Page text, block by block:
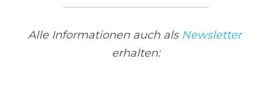
Alle Informationen auch als Newsletter
erhalten: